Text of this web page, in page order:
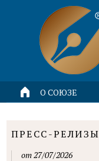
О СОЮЗЕ
ПРЕСС-РЕЛИЗЫ
от 27/07/2026